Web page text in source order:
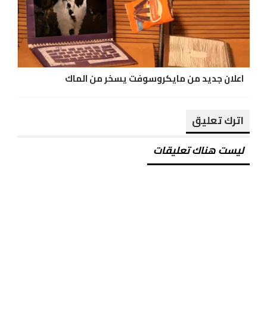
اعلان جديد من مايكروسوفت يسخر من الماك
اترك تعليق
ليست هناك تعليقات